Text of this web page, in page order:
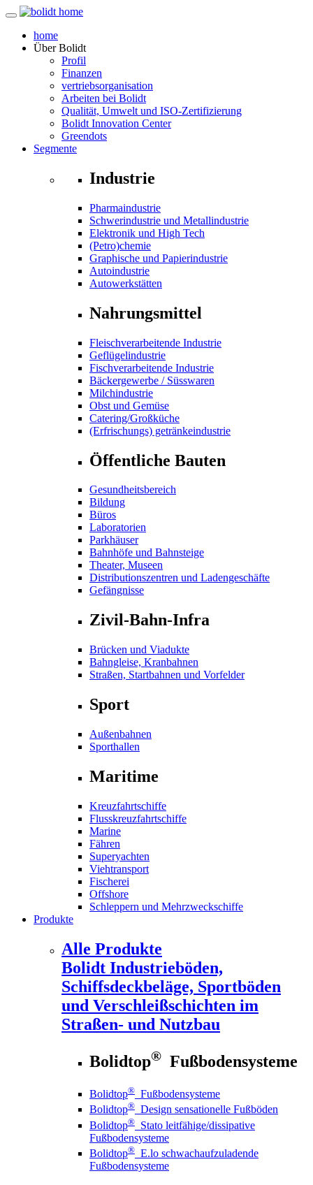
home
ÜberBolidt
Profil
Finanzen
vertriebsorganisation
Arbeiten bei Bolidt
Qualität, Umwelt und ISO-Zertifizierung
Bolidt Innovation Center
Greendots
Segmente
Industrie
Pharmaindustrie
Schwerindustrie und Metallindustrie
Elektronik und High Tech
(Petro)chemie
Graphische und Papierindustrie
Autoindustrie
Autowerkstätten
Nahrungsmittel
Fleischverarbeitende Industrie
Geflügelindustrie
Fischverarbeitende Industrie
Bäckergewerbe / Süsswaren
Milchindustrie
Obst und Gemüse
Catering/Großküche
(Erfrischungs) getränkeindustrie
Öffentliche Bauten
Gesundheitsbereich
Bildung
Büros
Laboratorien
Parkhäuser
Bahnhöfe und Bahnsteige
Theater, Museen
Distributionszentren und Ladengeschäfte
Gefängnisse
Zivil-Bahn-Infra
Brücken und Viadukte
Bahngleise, Kranbahnen
Straßen, Startbahnen und Vorfelder
Sport
Außenbahnen
Sporthallen
Maritime
Kreuzfahrtschiffe
Flusskreuzfahrtschiffe
Marine
Fähren
Superyachten
Viehtransport
Fischerei
Offshore
Schleppern und Mehrzweckschiffe
Produkte
Alle Produkte
Bolidt Industrieböden,
Schiffsdeckbeläge, Sportböden
und Verschleißschichten im
Straßen- und Nutzbau
Bolidtop® Fußbodensysteme
Bolidtop® Fußbodensysteme
Bolidtop® Design sensationelle Fußböden
Bolidtop® Stato leitfähige/dissipative
Fußbodensysteme
Bolidtop® E.lo schwachaufzuladende
Fußbodensysteme